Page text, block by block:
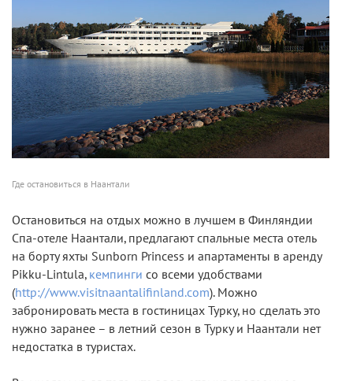
Где остановиться в Наантали
Остановиться на отдых можно в лучшем в Финляндии
Спа-отеле Наантали, предлагают спальные места отель
на борту яхты Sunborn Princess и апартаменты в аренду
Pikku-Lintula, кемпинги со всеми удобствами
(http://www.visitnaantalifinland.com). Можно
забронировать места в гостиницах Турку, но сделать это
нужно заранее – в летний сезон в Турку и Наантали нет
недостатка в туристах.